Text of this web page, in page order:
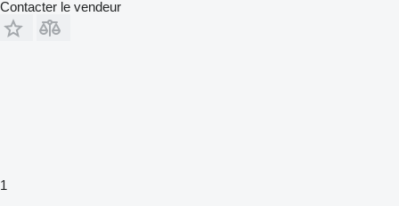
Contacter le vendeur
1